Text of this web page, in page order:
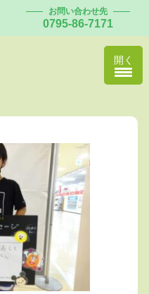
お問い合わせ先
0795-86-7171
開く